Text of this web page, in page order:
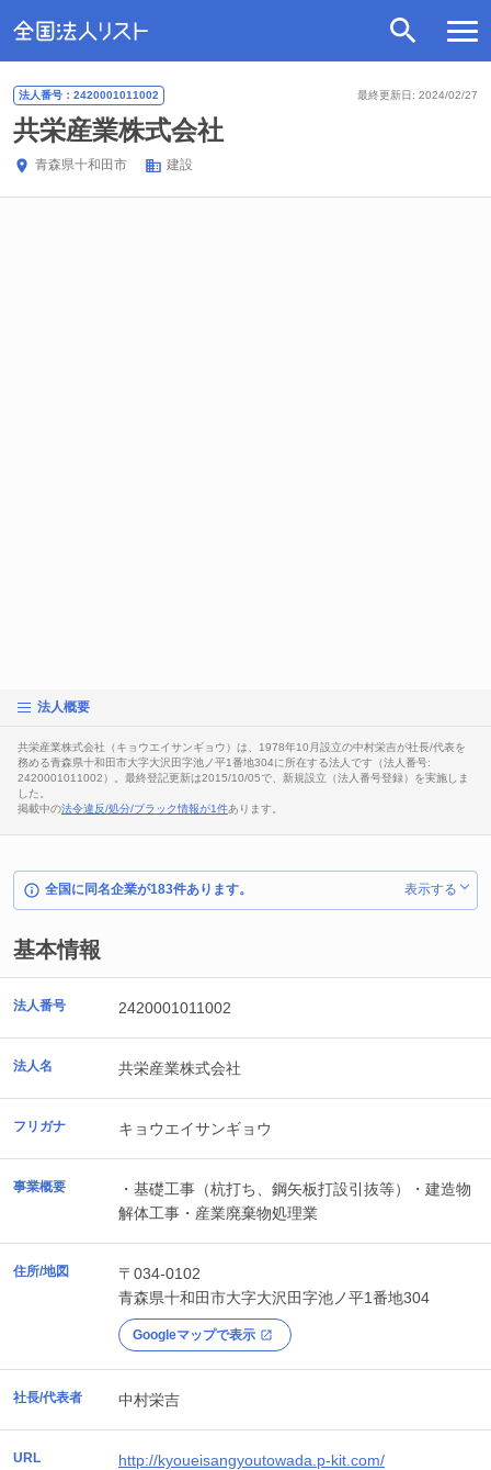
最終更新日: 2024/02/27
法人番号：2420001011002
共栄産業株式会社
青森県十和田市 建設
法人概要
共栄産業株式会社（キョウエイサンギョウ）は、1978年10月設立の中村栄吉が社長/代表を
務める青森県十和田市大字大沢田字池ノ平1番地304に所在する法人です（法人番号:
2420001011002）。最終登記更新は2015/10/05で、新規設立（法人番号登録）を実施しま
した。
掲載中の法令違反/処分/ブラック情報が1件あります。
全国に同名企業が183件あります。 表示する
基本情報
法人番号 2420001011002
法人名 共栄産業株式会社
フリガナ キョウエイサンギョウ
事業概要
・基礎工事（杭打ち、鋼矢板打設引抜等）・建造物
解体工事・産業廃棄物処理業
住所/地図
〒034-0102
青森県十和田市大字大沢田字池ノ平1番地304
Googleマップで表示
社長/代表者 中村栄吉
URL http://kyoueisangyoutowada.p-kit.com/